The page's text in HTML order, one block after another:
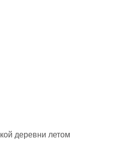
деревни летом